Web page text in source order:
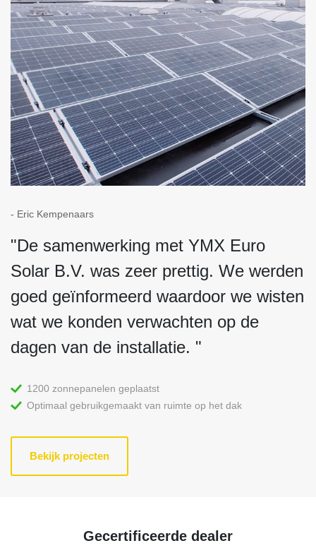
‐ Eric Kempenaars
"De samenwerking met YMX Euro
Solar B.V. was zeer prettig. We werden
goed geïnformeerd waardoor we wisten
wat we konden verwachten op de
dagen van de installatie. "
1200 zonnepanelen geplaatst
Optimaal gebruikgemaakt van ruimte op het dak
Bekijk projecten
Gecertificeerde dealer